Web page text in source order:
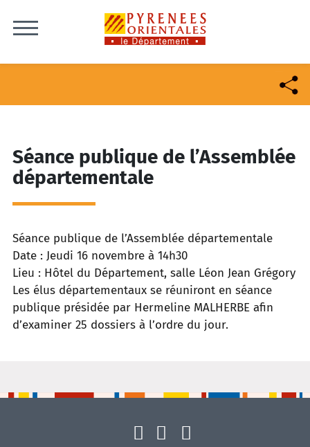
Séance publique de l’Assemblée
départementale
Séance publique de l’Assemblée départementale
Date : Jeudi 16 novembre à 14h30
Lieu : Hôtel du Département, salle Léon Jean Grégory
Les élus départementaux se réuniront en séance
publique présidée par Hermeline MALHERBE afin
d’examiner 25 dossiers à l’ordre du jour.